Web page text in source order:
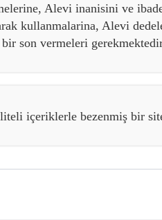
Alevi inanisini ve
kullanmalarina, Alevi
son vermeleri
içeriklerle bezenmiş bir